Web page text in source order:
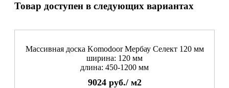
Товар доступен в следующих вариантах
Массивная доска Komodoor Мербау Селект 120 мм
ширина: 120 мм
длина: 450-1200 мм
9024 руб./ м2